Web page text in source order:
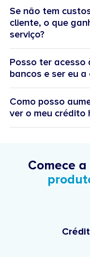
ao serviço do bem-estar
Se não tem
cliente, o que
serviço?
Posso ter acesso
bancos e ser eu a
Como posso
ver o meu crédito
Comece